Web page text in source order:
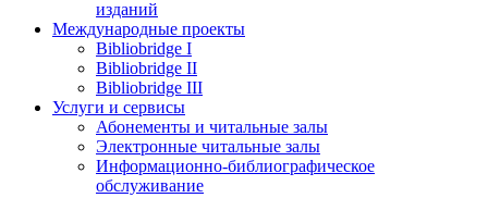
изданий
Международные проекты
Bibliobridge I
Bibliobridge II
Bibliobridge III
Услуги и сервисы
Абонементы и читальные залы
Электронные читальные залы
Информационно-библиографическое
обслуживание